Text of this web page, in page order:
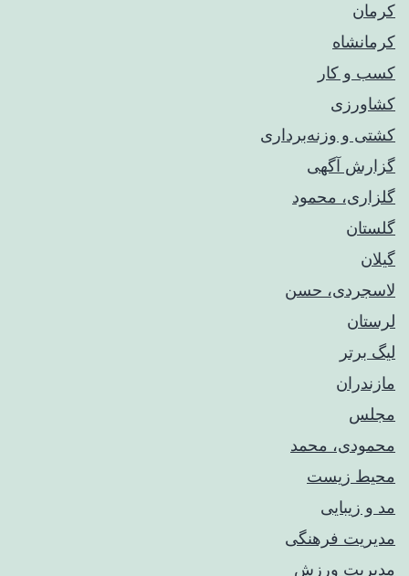
کرمان
کرمانشاه
کسب و کار
کشاورزی
کشتی و وزنه‌برداری
گزارش آگهی
گلزاری، محمود
گلستان
گیلان
لاسجردی، حسن
لرستان
لیگ برتر
مازندران
مجلس
محمودی، محمد
محیط زیست
مد و زیبایی
مدیریت فرهنگی
مدیریت ورزش